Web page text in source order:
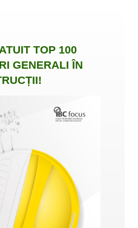
TOP 100
GENERALI ÎN
!